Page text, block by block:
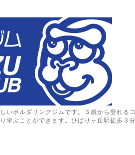
いボルダリングジムです。３歳から登れる
学ぶことができます。ひばりヶ丘駅徒歩３分